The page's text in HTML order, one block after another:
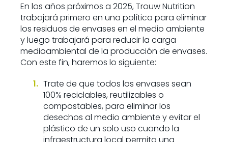
En los años próximos a 2025, Trouw Nutrition
trabajará primero en una política para eliminar
los residuos de envases en el medio ambiente
y luego trabajará para reducir la carga
medioambiental de la producción de envases.
Con este fin, haremos lo siguiente:
Trate de que todos los envases sean
100% reciclables, reutilizables o
compostables, para eliminar los
desechos al medio ambiente y evitar el
plástico de un solo uso cuando la